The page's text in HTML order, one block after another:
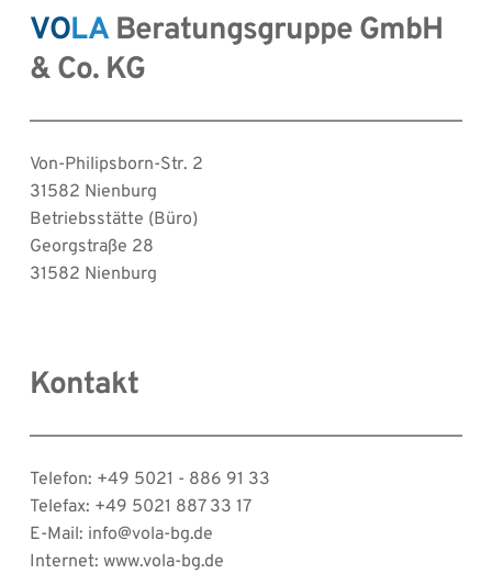
VOLA Beratungsgruppe GmbH
& Co. KG
Von-Philipsborn-Str. 2
31582 Nienburg
Betriebsstätte (Büro)
Georgstraße 28
31582 Nienburg
Kontakt
Telefon: +49 5021 - 886 91 33
Telefax: +49 5021 887 33 17
E-Mail: info@vola-bg.de
Internet: www.vola-bg.de